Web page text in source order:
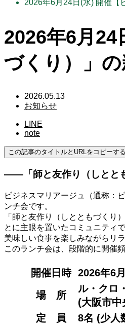
2026年6月24日(水) 開催【
2026年6月
づくり）」
2026.05.13
お知らせ
LINE
note
この記事のタイトルとURLをコピーする
――「師と友作り（しとと
ビジネスマリアージュ（通称：
ンチ会です。
「師と友作り（しとともづくり
とに主眼を置いたコミュニティで
美味しい食事を楽しみながらリ
このランチ会は、段階的に開催
開催日時 2026年6
場 所
ル・クロ
(大阪市中
定 員
8名 (少人